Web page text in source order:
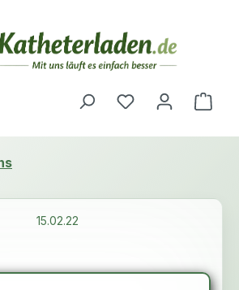
Du hast 0
15.02.22